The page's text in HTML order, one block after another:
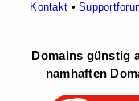
Kontakt •
Domains günstig
namhaften